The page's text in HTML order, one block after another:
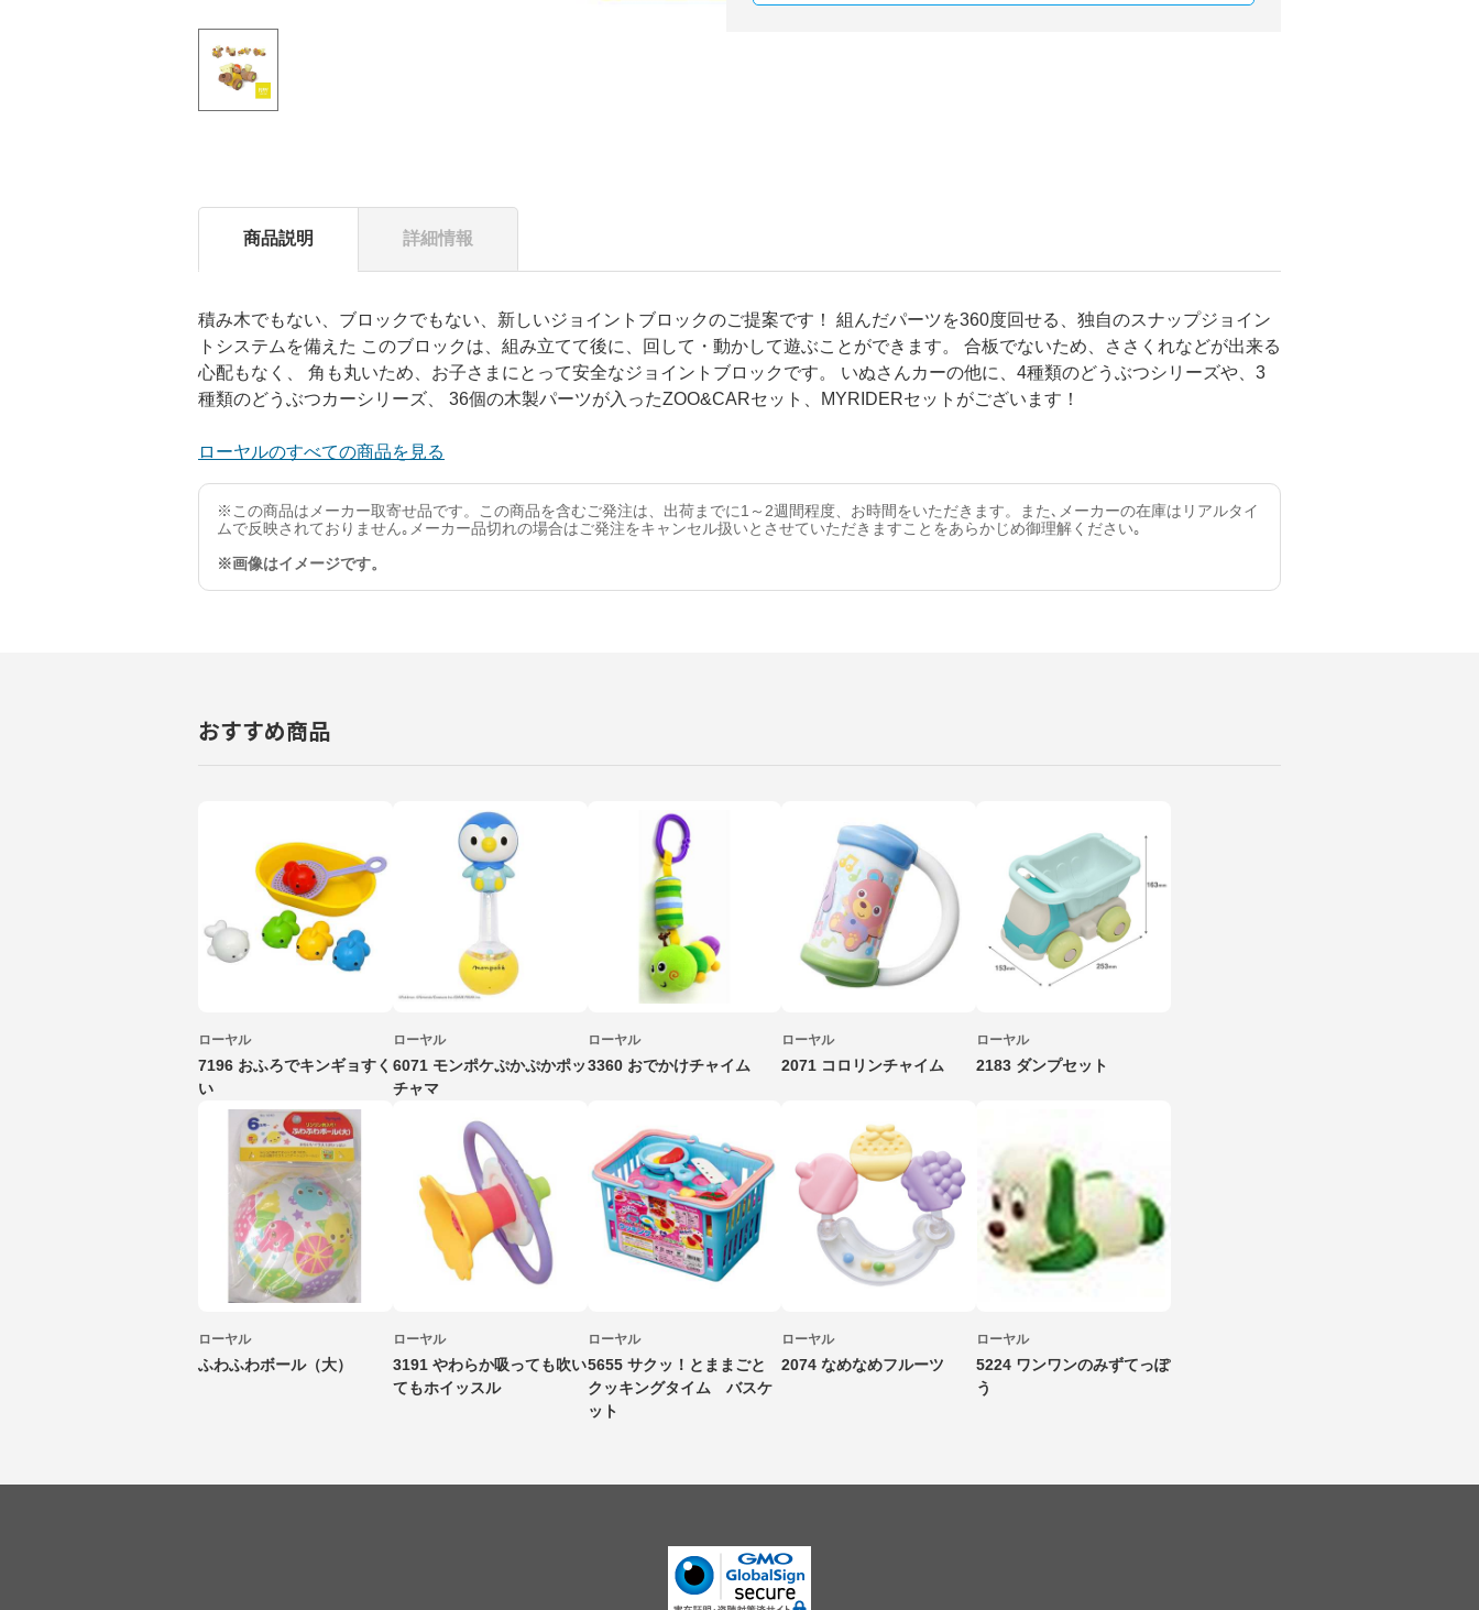
商品説明 詳細情報
積み木でもない、ブロックでもない、新しいジョイントブロックのご提案です！ 組んだパーツを360度回せる、独自のスナップジョイン
トシステムを備えた このブロックは、組み立てて後に、回して・動かして遊ぶことができます。 合板でないため、ささくれなどが出来る
心配もなく、 角も丸いため、お子さまにとって安全なジョイントブロックです。 いぬさんカーの他に、4種類のどうぶつシリーズや、3
種類のどうぶつカーシリーズ、 36個の木製パーツが入ったZOO&CARセット、MYRIDERセットがございます！
ローヤルのすべての商品を見る
※この商品はメーカー取寄せ品です。この商品を含むご発注は、出荷までに1～2週間程度、お時間をいただきます。また､メーカーの在庫はリアルタイ
ムで反映されておりません｡メーカー品切れの場合はご発注をキャンセル扱いとさせていただきますことをあらかじめ御理解ください｡
※画像はイメージです。
おすすめ商品
ローヤル
7196 おふろでキンギョすく
い
ローヤル
6071 モンポケぷかぷかポッ
チャマ
ローヤル
3360 おでかけチャイム
ローヤル
2071 コロリンチャイム
ローヤル
2183 ダンプセット
ローヤル
ふわふわボール（大）
ローヤル
3191 やわらか吸っても吹い
てもホイッスル
ローヤル
5655 サクッ！とままごと
クッキングタイム バスケ
ット
ローヤル
2074 なめなめフルーツ
ローヤル
5224 ワンワンのみずてっぽ
う